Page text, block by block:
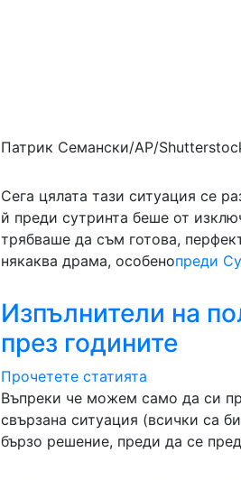
Патрик Семански/AP/
Сега цялата тази ситуация се
й преди сутринта беше от
трябваше да съм готова,
някаква драма, особенопреди
Изпълнители на
през годините
Прочетете статията
Въпреки че можем само да си
свързана ситуация (всички са
бързо решение, преди да се